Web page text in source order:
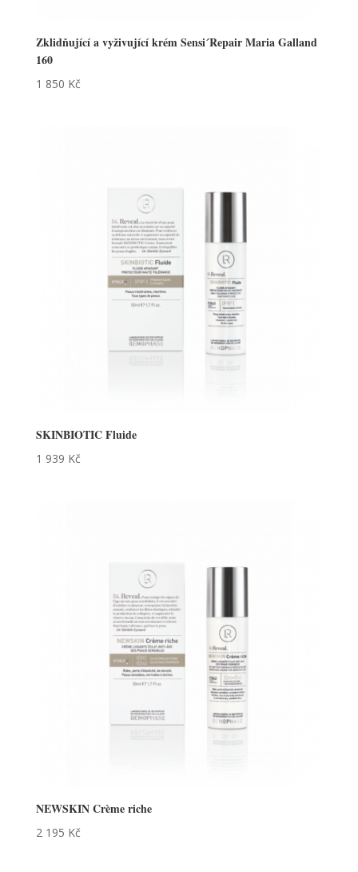
Zklidňující a vyživující krém Sensi´Repair Maria Galland
160
1 850 Kč
SKINBIOTIC Fluide
1 939 Kč
NEWSKIN Crème riche
2 195 Kč